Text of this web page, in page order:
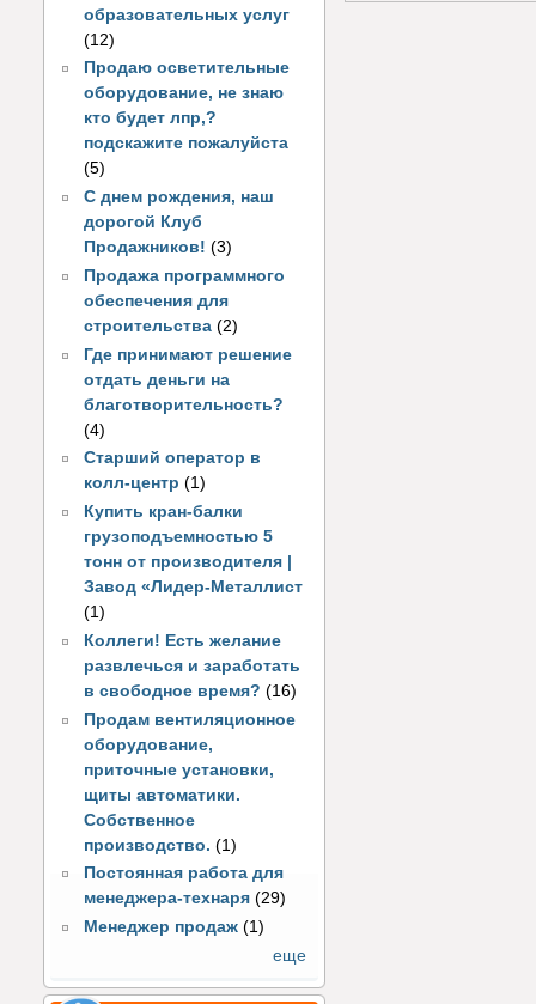
образовательных услуг
(12)
Продаю осветительные
оборудование, не знаю
кто будет лпр,?
подскажите пожалуйста
(5)
С днем рождения, наш
дорогой Клуб
Продажников! (3)
Продажа программного
обеспечения для
строительства (2)
Где принимают решение
отдать деньги на
благотворительность?
(4)
Старший оператор в
колл-центр (1)
Купить кран-балки
грузоподъемностью 5
тонн от производителя |
Завод «Лидер-Металлист
(1)
Коллеги! Есть желание
развлечься и заработать
в свободное время? (16)
Продам вентиляционное
оборудование,
приточные установки,
щиты автоматики.
Собственное
производство. (1)
Постоянная работа для
менеджера-технаря (29)
Менеджер продаж (1)
еще